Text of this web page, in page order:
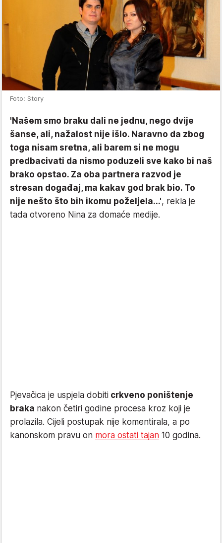
Foto: Story
'Našem smo braku dali ne jednu, nego dvije
šanse, ali, nažalost nije išlo. Naravno da zbog
toga nisam sretna, ali barem si ne mogu
predbacivati da nismo poduzeli sve kako bi naš
brako opstao. Za oba partnera razvod je
stresan događaj, ma kakav god brak bio. To
nije nešto što bih ikomu poželjela...', rekla je
tada otvoreno Nina za domaće medije.
Pjevačica je uspjela dobiti crkveno poništenje
braka nakon četiri godine procesa kroz koji je
prolazila. Cijeli postupak nije komentirala, a po
kanonskom pravu on mora ostati tajan 10 godina.